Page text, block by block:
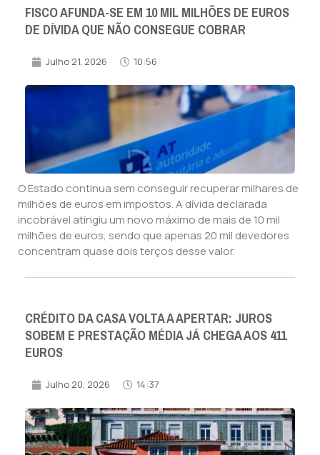
FISCO AFUNDA-SE EM 10 MIL MILHÕES DE EUROS
DE DÍVIDA QUE NÃO CONSEGUE COBRAR
Julho 21, 2026 10:56
O Estado continua sem conseguir recuperar milhares de
milhões de euros em impostos. A dívida declarada
incobrável atingiu um novo máximo de mais de 10 mil
milhões de euros, sendo que apenas 20 mil devedores
concentram quase dois terços desse valor.
CRÉDITO DA CASA VOLTA A APERTAR: JUROS
SOBEM E PRESTAÇÃO MÉDIA JÁ CHEGA AOS 411
EUROS
Julho 20, 2026 14:37